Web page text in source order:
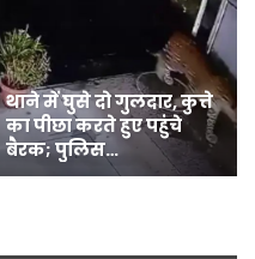
थाने में घुसे दो गुलदार, कुत्ते
का पीछा करते हुए पहुंचे
बैरक; पुलिस…